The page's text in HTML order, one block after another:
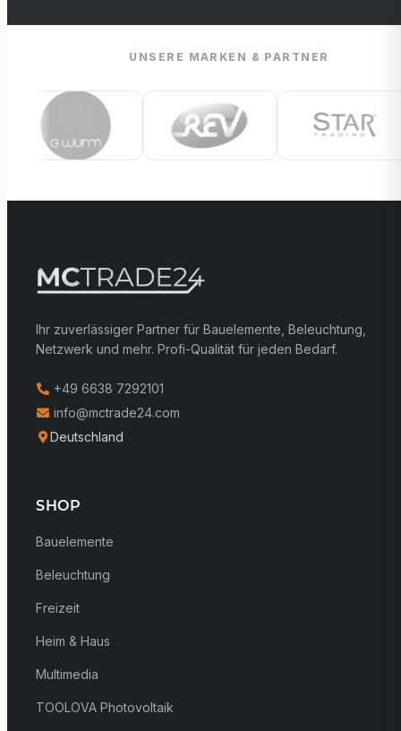
UNSERE MARKEN & PARTNER
Ihr zuverlässiger Partner für Bauelemente, Beleuchtung,
Netzwerk und mehr. Profi-Qualität für jeden Bedarf.
+49 6638 7292101
info@mctrade24.com
Deutschland
SHOP
Bauelemente
Beleuchtung
Freizeit
Heim & Haus
Multimedia
TOOLOVA Photovoltaik